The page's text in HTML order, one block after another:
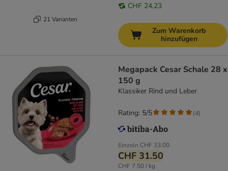
21 Varianten
CHF 24.23
Zum Warenkorb
hinzufügen
Megapack Cesar Schale 28 x
150 g
Klassiker Rind und Leber
Einzeln CHF 33.00
CHF 31.50
CHF 7.50 / kg
Rating: 5/5 (4)